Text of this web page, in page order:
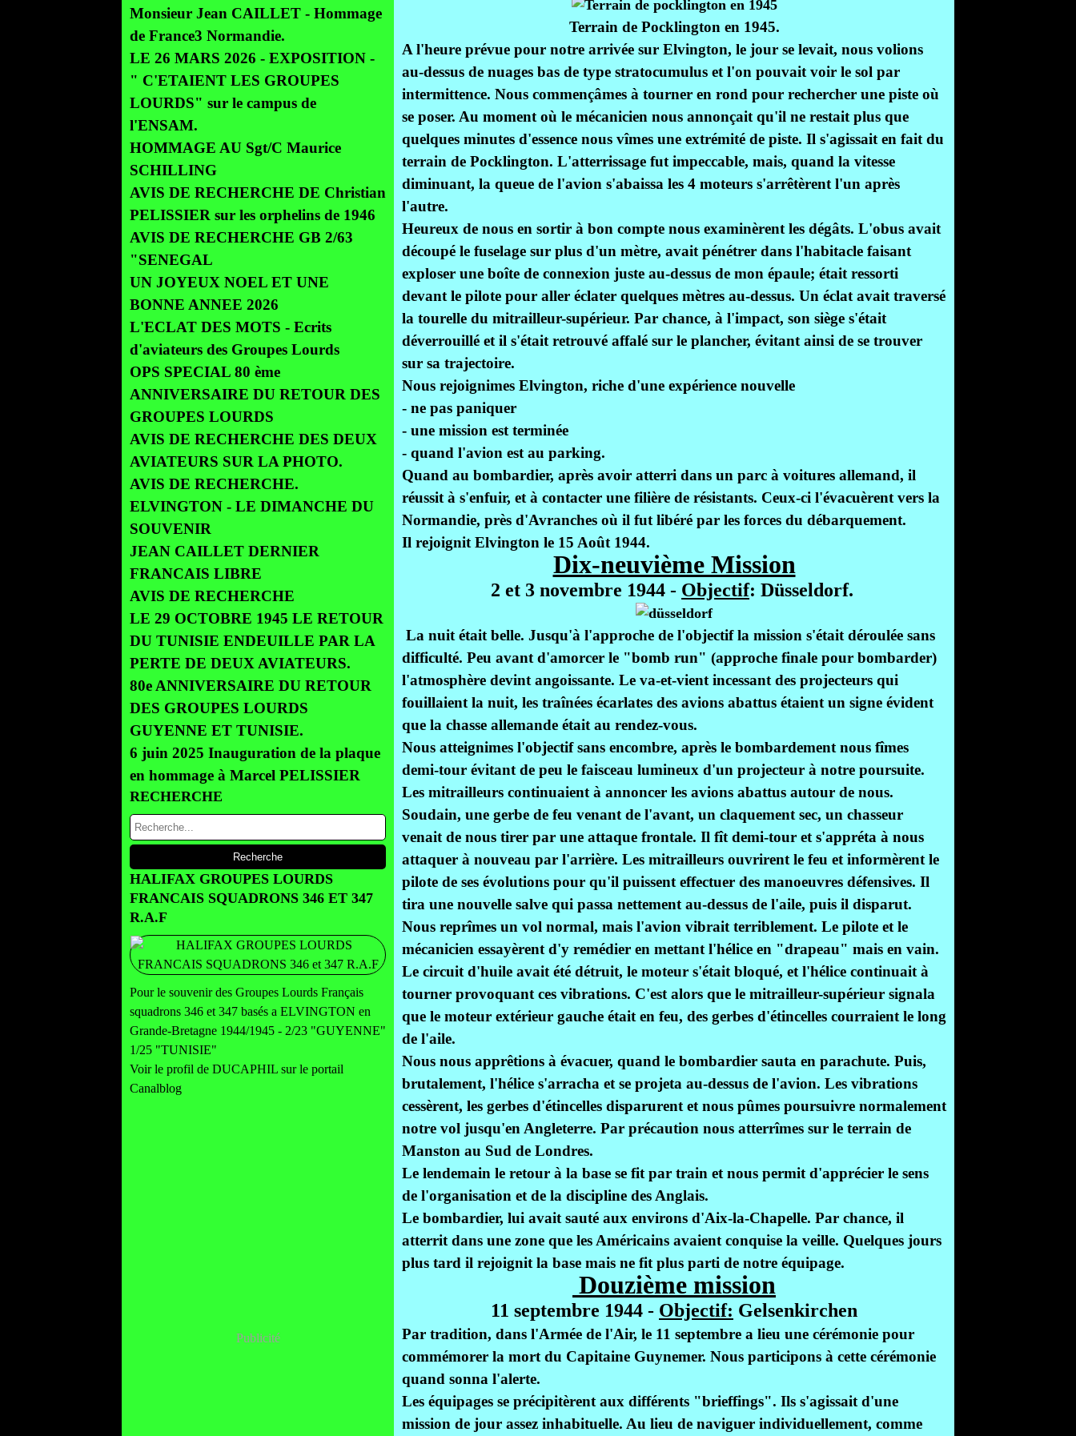
Monsieur Jean CAILLET - Hommage
de France3 Normandie.
LE 26 MARS 2026 - EXPOSITION -
" C'ETAIENT LES GROUPES
LOURDS" sur le campus de
l'ENSAM.
HOMMAGE AU Sgt/C Maurice
SCHILLING
AVIS DE RECHERCHE DE Christian
PELISSIER sur les orphelins de 1946
AVIS DE RECHERCHE GB 2/63
"SENEGAL
UN JOYEUX NOEL ET UNE
BONNE ANNEE 2026
L'ECLAT DES MOTS - Ecrits
d'aviateurs des Groupes Lourds
OPS SPECIAL 80 ème
ANNIVERSAIRE DU RETOUR DES
GROUPES LOURDS
AVIS DE RECHERCHE DES DEUX
AVIATEURS SUR LA PHOTO.
AVIS DE RECHERCHE.
ELVINGTON - LE DIMANCHE DU
SOUVENIR
JEAN CAILLET DERNIER
FRANCAIS LIBRE
AVIS DE RECHERCHE
LE 29 OCTOBRE 1945 LE RETOUR
DU TUNISIE ENDEUILLE PAR LA
PERTE DE DEUX AVIATEURS.
80e ANNIVERSAIRE DU RETOUR
DES GROUPES LOURDS
GUYENNE ET TUNISIE.
6 juin 2025 Inauguration de la plaque
en hommage à Marcel PELISSIER
RECHERCHE
HALIFAX GROUPES LOURDS
FRANCAIS SQUADRONS 346 ET 347
R.A.F
Pour le souvenir des Groupes Lourds Français
squadrons 346 et 347 basés a ELVINGTON en
Grande-Bretagne 1944/1945 - 2/23 "GUYENNE"
1/25 "TUNISIE"
Voir le profil de DUCAPHIL sur le portail
Canalblog
Publicité
Terrain de Pocklington en 1945.
A l'heure prévue pour notre arrivée sur Elvington, le jour se levait, nous volions
au-dessus de nuages bas de type stratocumulus et l'on pouvait voir le sol par
intermittence. Nous commençâmes à tourner en rond pour rechercher une piste où
se poser. Au moment où le mécanicien nous annonçait qu'il ne restait plus que
quelques minutes d'essence nous vîmes une extrémité de piste. Il s'agissait en fait du
terrain de Pocklington. L'atterrissage fut impeccable, mais, quand la vitesse
diminuant, la queue de l'avion s'abaissa les 4 moteurs s'arrêtèrent l'un après
l'autre.
Heureux de nous en sortir à bon compte nous examinèrent les dégâts. L'obus avait
découpé le fuselage sur plus d'un mètre, avait pénétrer dans l'habitacle faisant
exploser une boîte de connexion juste au-dessus de mon épaule; était ressorti
devant le pilote pour aller éclater quelques mètres au-dessus. Un éclat avait traversé
la tourelle du mitrailleur-supérieur. Par chance, à l'impact, son siège s'était
déverrouillé et il s'était retrouvé affalé sur le plancher, évitant ainsi de se trouver
sur sa trajectoire.
Nous rejoignimes Elvington, riche d'une expérience nouvelle
- ne pas paniquer
- une mission est terminée
- quand l'avion est au parking.
Quand au bombardier, après avoir atterri dans un parc à voitures allemand, il
réussit à s'enfuir, et à contacter une filière de résistants. Ceux-ci l'évacuèrent vers la
Normandie, près d'Avranches où il fut libéré par les forces du débarquement.
Il rejoignit Elvington le 15 Août 1944.
Dix-neuvième Mission
2 et 3 novembre 1944 - Objectif: Düsseldorf.
La nuit était belle. Jusqu'à l'approche de l'objectif la mission s'était déroulée sans
difficulté. Peu avant d'amorcer le "bomb run" (approche finale pour bombarder)
l'atmosphère devint angoissante. Le va-et-vient incessant des projecteurs qui
fouillaient la nuit, les traînées écarlates des avions abattus étaient un signe évident
que la chasse allemande était au rendez-vous.
Nous atteignimes l'objectif sans encombre, après le bombardement nous fîmes
demi-tour évitant de peu le faisceau lumineux d'un projecteur à notre poursuite.
Les mitrailleurs continuaient à annoncer les avions abattus autour de nous.
Soudain, une gerbe de feu venant de l'avant, un claquement sec, un chasseur
venait de nous tirer par une attaque frontale. Il fît demi-tour et s'appréta à nous
attaquer à nouveau par l'arrière. Les mitrailleurs ouvrirent le feu et informèrent le
pilote de ses évolutions pour qu'il puissent effectuer des manoeuvres défensives. Il
tira une nouvelle salve qui passa nettement au-dessus de l'aile, puis il disparut.
Nous reprîmes un vol normal, mais l'avion vibrait terriblement. Le pilote et le
mécanicien essayèrent d'y remédier en mettant l'hélice en "drapeau" mais en vain.
Le circuit d'huile avait été détruit, le moteur s'était bloqué, et l'hélice continuait à
tourner provoquant ces vibrations. C'est alors que le mitrailleur-supérieur signala
que le moteur extérieur gauche était en feu, des gerbes d'étincelles courraient le long
de l'aile.
Nous nous apprêtions à évacuer, quand le bombardier sauta en parachute. Puis,
brutalement, l'hélice s'arracha et se projeta au-dessus de l'avion. Les vibrations
cessèrent, les gerbes d'étincelles disparurent et nous pûmes poursuivre normalement
notre vol jusqu'en Angleterre. Par précaution nous atterrîmes sur le terrain de
Manston au Sud de Londres.
Le lendemain le retour à la base se fit par train et nous permit d'apprécier le sens
de l'organisation et de la discipline des Anglais.
Le bombardier, lui avait sauté aux environs d'Aix-la-Chapelle. Par chance, il
atterrit dans une zone que les Américains avaient conquise la veille. Quelques jours
plus tard il rejoignit la base mais ne fit plus parti de notre équipage.
Douzième mission
11 septembre 1944 - Objectif: Gelsenkirchen
Par tradition, dans l'Armée de l'Air, le 11 septembre a lieu une cérémonie pour
commémorer la mort du Capitaine Guynemer. Nous participons à cette cérémonie
quand sonna l'alerte.
Les équipages se précipitèrent aux différents "brieffings". Ils s'agissait d'une
mission de jour assez inhabituelle. Au lieu de naviguer individuellement, comme